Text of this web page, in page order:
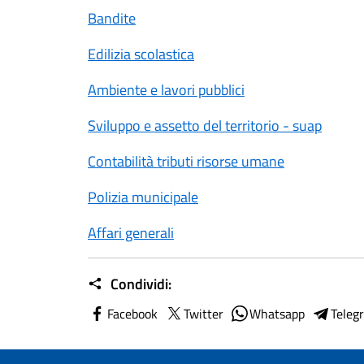
Bandite
Edilizia scolastica
Ambiente e lavori pubblici
Sviluppo e assetto del territorio - suap
Contabilità tributi risorse umane
Polizia municipale
Affari generali
Condividi:
Facebook Twitter Whatsapp